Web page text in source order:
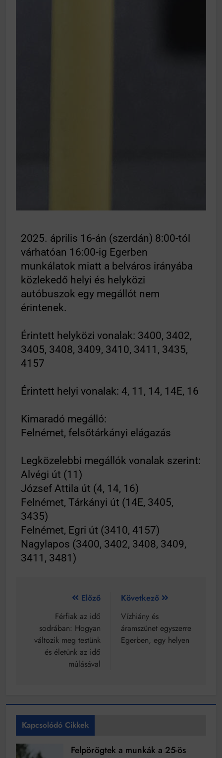
2025. április 16-án (szerdán) 8:00-tól
várhatóan 16:00-ig Egerben
munkálatok miatt a belváros irányába
közlekedő helyi és helyközi
autóbuszok egy megállót nem
érintenek.
Érintett helyközi vonalak: 3400, 3402,
3405, 3408, 3409, 3410, 3411, 3435,
4157
Érintett helyi vonalak: 4, 11, 14, 14E, 16
Kimaradó megálló:
Felnémet, felsőtárkányi elágazás
Legközelebbi megállók vonalak szerint:
Alvégi út (11)
József Attila út (4, 14, 16)
Felnémet, Tárkányi út (14E, 3405,
3435)
Felnémet, Egri út (3410, 4157)
Nagylapos (3400, 3402, 3408, 3409,
3411, 3481)
Előző
Férfiak az idő
sodrában: Hogyan
változik meg testünk
és életünk az idő
múlásával
Következő
Vízhiány és
áramszünet egyszerre
Egerben, egy helyen
Kapcsolódó Cikkek
Felpörögtek a munkák a 25-ös